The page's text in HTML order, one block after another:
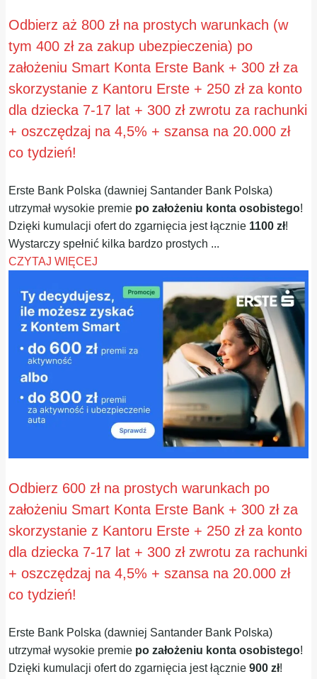
Odbierz aż 800 zł na prostych warunkach (w
tym 400 zł za zakup ubezpieczenia) po
założeniu Smart Konta Erste Bank + 300 zł za
skorzystanie z Kantoru Erste + 250 zł za konto
dla dziecka 7-17 lat + 300 zł zwrotu za rachunki
+ oszczędzaj na 4,5% + szansa na 20.000 zł
co tydzień!
Erste Bank Polska (dawniej Santander Bank Polska)
utrzymał wysokie premie po założeniu konta osobistego!
Dzięki kumulacji ofert do zgarnięcia jest łącznie 1100 zł!
Wystarczy spełnić kilka bardzo prostych ...
CZYTAJ WIĘCEJ
Odbierz 600 zł na prostych warunkach po
założeniu Smart Konta Erste Bank + 300 zł za
skorzystanie z Kantoru Erste + 250 zł za konto
dla dziecka 7-17 lat + 300 zł zwrotu za rachunki
+ oszczędzaj na 4,5% + szansa na 20.000 zł
co tydzień!
Erste Bank Polska (dawniej Santander Bank Polska)
utrzymał wysokie premie po założeniu konta osobistego!
Dzięki kumulacji ofert do zgarnięcia jest łącznie900 zł!